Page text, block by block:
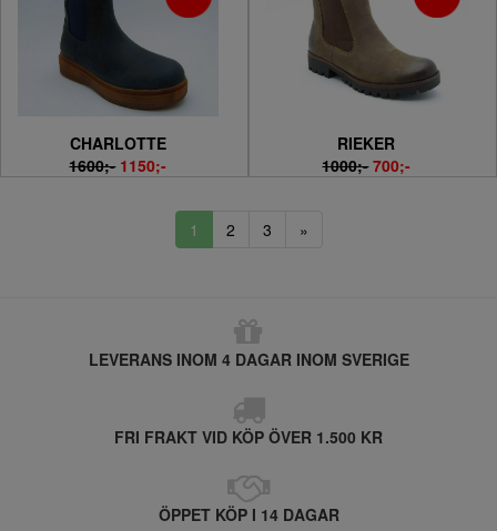
CHARLOTTE
1600;- 1150;-
RIEKER
1000;- 700;-
1 2 3 »
LEVERANS INOM 4 DAGAR INOM SVERIGE
FRI FRAKT VID KÖP ÖVER 1.500 KR
ÖPPET KÖP I 14 DAGAR